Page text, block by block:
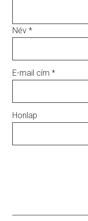
Név *
E-mail cím *
Honlap